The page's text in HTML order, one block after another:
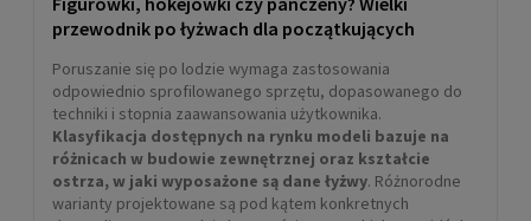
przewodnik po łyżwach dla początkujących
Poruszanie się po lodzie wymaga zastosowania
odpowiednio sprofilowanego sprzętu, dopasowanego do
techniki i stopnia zaawansowania użytkownika.
Klasyfikacja dostępnych na rynku modeli bazuje na
różnicach w budowie zewnętrznej oraz kształcie
ostrza, w jaki wyposażone są dane łyżwy. Różnorodne
warianty projektowane są pod kątem konkretnych